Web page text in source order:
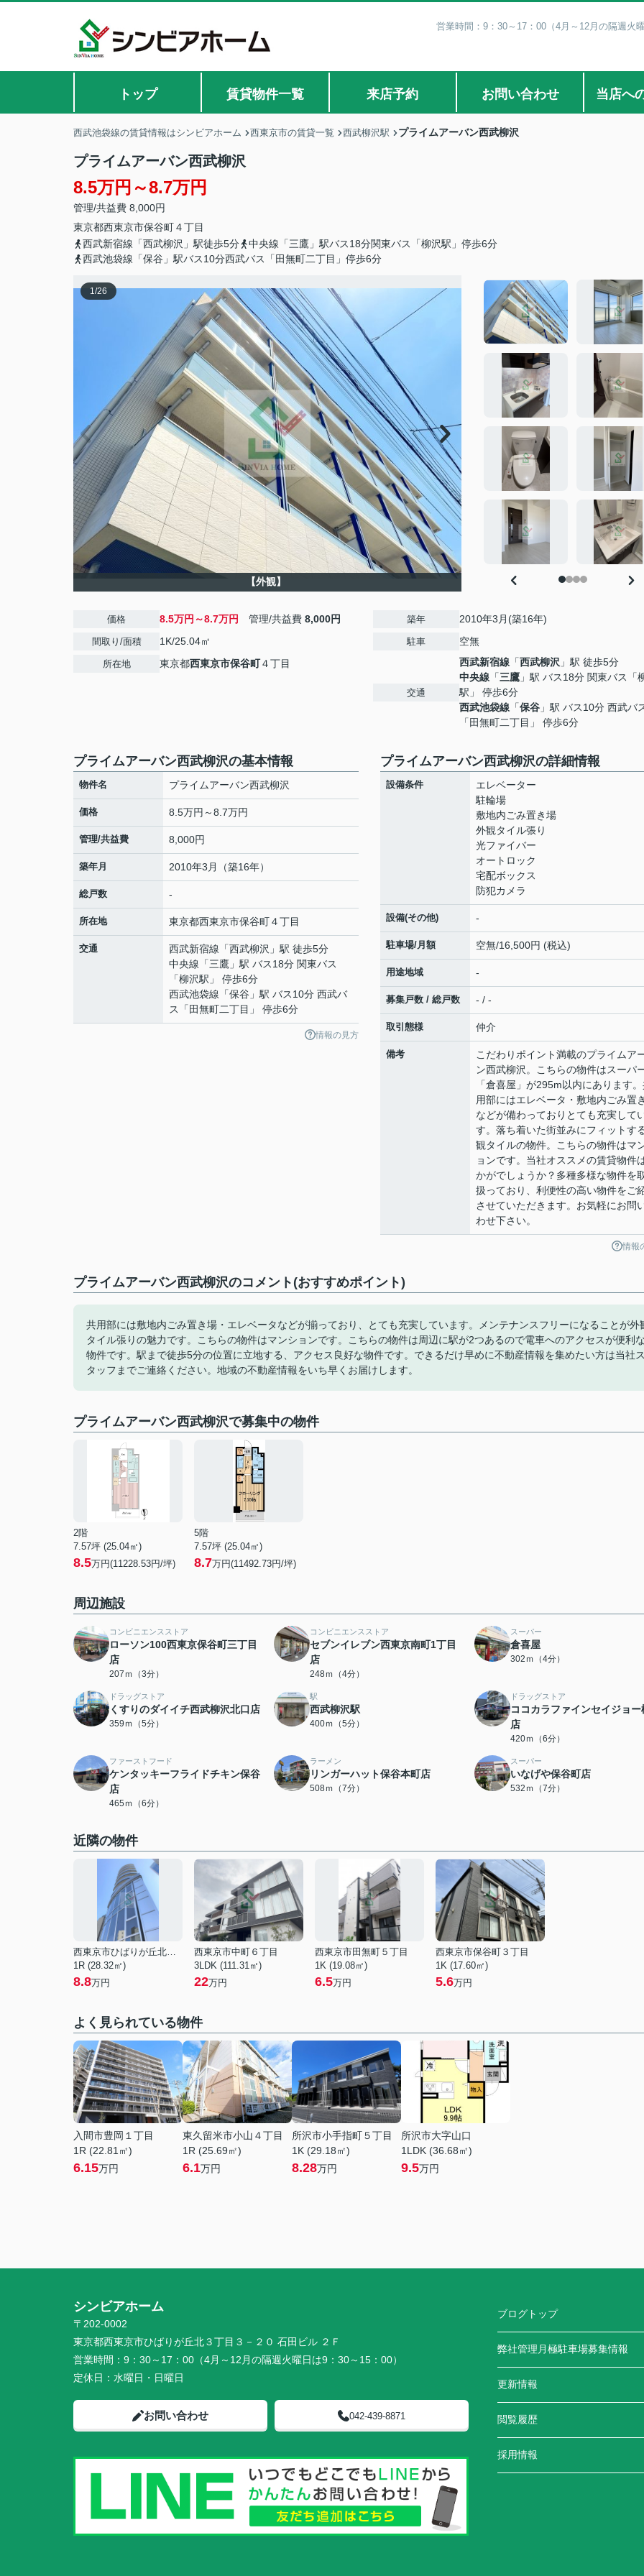
営業時間：9：30～17：00（4月～12月の隔週
トップ 賃貸物件一覧 来店予約 お問い合わせ 当店へ
西武池袋線の賃貸情報はシンビアホーム 西東京市の賃貸一覧 西武柳沢駅 プライムアーバン西武柳沢
プライムアーバン西武柳沢
8.5万円～8.7万円
管理/共益費 8,000円
東京都西東京市保谷町４丁目
西武新宿線「西武柳沢」駅徒歩5分
中央線「三鷹」駅バス18分関東バス「柳沢駅」停歩6分
西武池袋線「保谷」駅バス10分西武バス「田無町二丁目」停歩6分
1/26
【外観】
価格 8.5万円～8.7万円 管理/共益費 8,000円
間取り/面積 1K/25.04㎡
所在地 東京都西東京市保谷町４丁目
築年 2010年3月(築16年)
駐車 空無
交通
西武新宿線 「西武柳沢 」駅 徒歩5分
中央線 「三鷹 」駅 バス18分 関東バス「
駅」 停歩6分
西武池袋線 「保谷 」駅 バス10分 西武バ
「田無町二丁目」 停歩6分
プライムアーバン西武柳沢の基本情報
物件名 プライムアーバン西武柳沢
価格 8.5万円～8.7万円
管理/共益費 8,000円
築年月 2010年3月（築16年）
総戸数 -
所在地 東京都西東京市保谷町４丁目
交通 西武新宿線 「西武柳沢 」駅 徒歩5分
中央線 「三鷹 」駅 バス18分 関東バス
「柳沢駅」 停歩6分
西武池袋線 「保谷 」駅 バス10分 西武バ
ス「田無町二丁目」 停歩6分
情報の見方
プライムアーバン西武柳沢の詳細情報
設備条件
エレベーター
駐輪場
敷地内ごみ置き場
外観タイル張り
光ファイバー
オートロック
宅配ボックス
防犯カメラ
設備(その他) -
駐車場/月額 空無/16,500円 (税込)
用途地域 -
募集戸数 / 総戸数 - / -
取引態様 仲介
備考
こだわりポイント満載のプライムア
ン西武柳沢。こちらの物件はスーパ
「倉喜屋」が295m以内にあります
用部にはエレベータ・敷地内ごみ置
などが備わっておりとても充実して
す。落ち着いた街並みにフィットす
観タイルの物件。こちらの物件はマ
ョンです。当社オススメの賃貸物件
かがでしょうか？多種多様な物件を
扱っており、利便性の高い物件をご
させていただきます。お気軽にお問
わせ下さい。
情報
プライムアーバン西武柳沢のコメント(おすすめポイント)
共用部には敷地内ごみ置き場・エレベータなどが揃っており、とても充実しています。メンテナンスフリーになることが外
タイル張りの魅力です。こちらの物件はマンションです。こちらの物件は周辺に駅が2つあるので電車へのアクセスが便利
物件です。駅まで徒歩5分の位置に立地する、アクセス良好な物件です。できるだけ早めに不動産情報を集めたい方は当社
タッフまでご連絡ください。地域の不動産情報をいち早くお届けします。
プライムアーバン西武柳沢で募集中の物件
2階
7.57坪 (25.04㎡)
8.5万円(11228.53円/坪)
5階
7.57坪 (25.04㎡)
8.7万円(11492.73円/坪)
周辺施設
コンビニエンスストア
ローソン100西東京保谷町三丁目
店
207ｍ（3分）
コンビニエンスストア
セブンイレブン西東京南町1丁目
店
248ｍ（4分）
スーパー
倉喜屋
302ｍ（4分）
ドラッグストア
くすりのダイイチ西武柳沢北口店
359ｍ（5分）
駅
西武柳沢駅
400ｍ（5分）
ドラッグストア
ココカラファインセイジョー
店
420ｍ（6分）
ファーストフード
ケンタッキーフライドチキン保谷
店
465ｍ（6分）
ラーメン
リンガーハット保谷本町店
508ｍ（7分）
スーパー
いなげや保谷町店
532ｍ（7分）
近隣の物件
西東京市ひばりが丘北３丁目
1R (28.32㎡)
8.8万円
西東京市中町６丁目
3LDK (111.31㎡)
22万円
西東京市田無町５丁目
1K (19.08㎡)
6.5万円
西東京市保谷町３丁目
1K (17.60㎡)
5.6万円
よく見られている物件
入間市豊岡１丁目
1R (22.81㎡)
6.15万円
東久留米市小山４丁目
1R (25.69㎡)
6.1万円
所沢市小手指町５丁目
1K (29.18㎡)
8.28万円
所沢市大字山口
1LDK (36.68㎡)
9.5万円
シンビアホーム
〒202-0002
東京都西東京市ひばりが丘北３丁目３－２０ 石田ビル ２Ｆ
営業時間： 9：30～17：00（4月～12月の隔週火曜日は9：30～15：00）
定休日： 水曜日・日曜日
お問い合わせ 042-439-8871
ブログトップ
弊社管理月極駐車場募集情報
更新情報
閲覧履歴
採用情報